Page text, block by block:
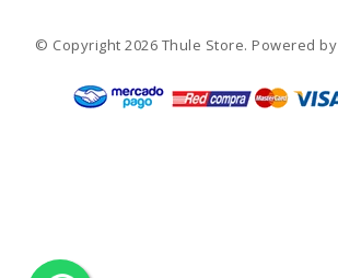
©️ Copyright 2026 Thule Store. Powered by